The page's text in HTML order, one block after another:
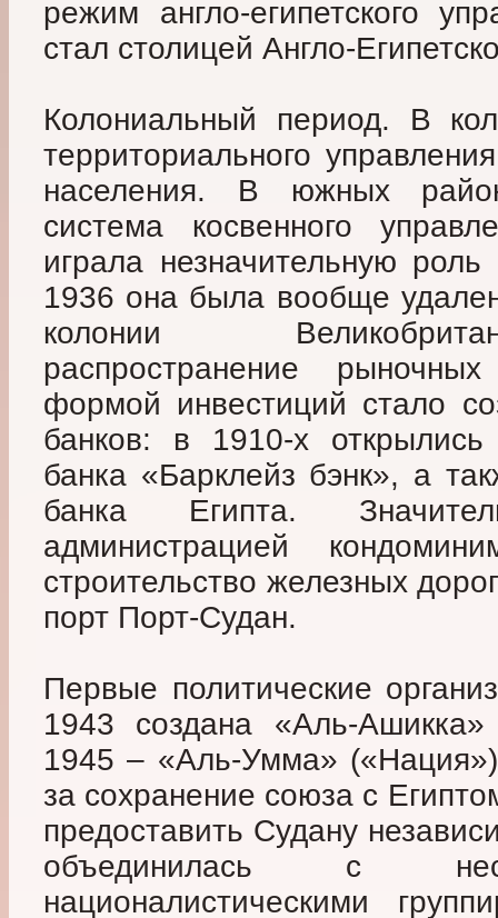
режим англо-египетского
стал столицей Англо-
Колониальный период. В
территориального
населения. В южных
система косвенного
играла незначительную
1936 она была вообще
колонии
распространение
формой инвестиций стало
банков: в 1910-х открылись
банка «Барклейз бэнк», а
банка Египта.
администрацией
строительство железных
порт Порт-Судан.
Первые политические
1943 создана «Аль-
1945 – «Аль-Умма»
за сохранение союза с
предоставить Судану
объединилась с
националистическими